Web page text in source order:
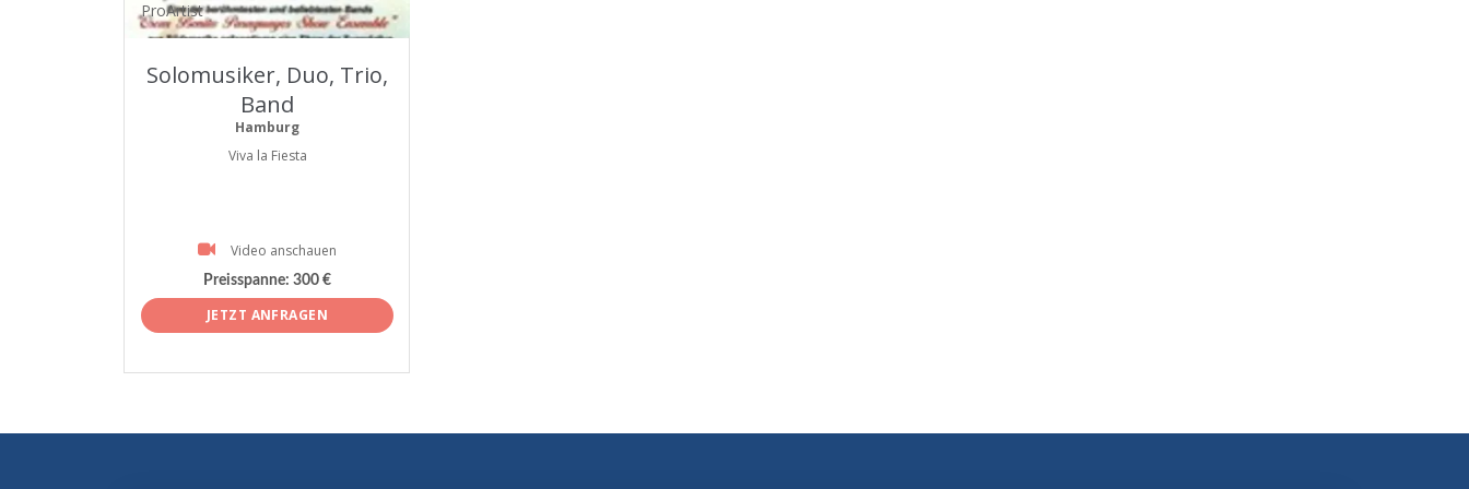
ProArtist
Solomusiker, Duo, Trio,
Band
Hamburg
Viva la Fiesta
Video anschauen
Preisspanne: 300 €
JETZT ANFRAGEN